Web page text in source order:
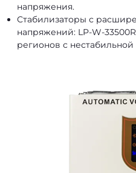
напряжения.
Стабилизаторы с
напряжений: LP-W-
регионов с нестабильной